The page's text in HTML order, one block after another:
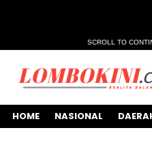
SCROLL TO
HOME NASIONAL